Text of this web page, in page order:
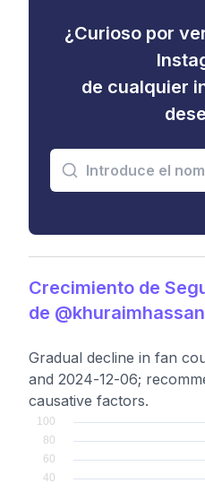
¿Curioso por
de cualquier
Crecimiento de
de
Gradual decline in fan
and 2024-12-06;
causative factors.